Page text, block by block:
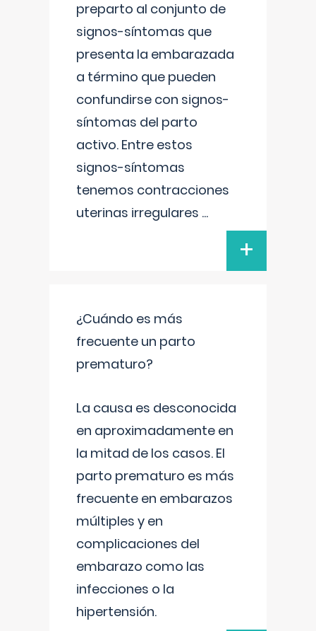
preparto al conjunto de
signos-síntomas que
presenta la embarazada
a término que pueden
confundirse con signos-
síntomas del parto
activo. Entre estos
signos-síntomas
tenemos contracciones
uterinas irregulares ...
+
¿Cuándo es más
frecuente un parto
prematuro?
La causa es desconocida
en aproximadamente en
la mitad de los casos. El
parto prematuro es más
frecuente en embarazos
múltiples y en
complicaciones del
embarazo como las
infecciones o la
hipertensión.